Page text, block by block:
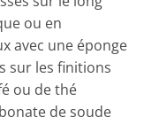
ou en
avec une éponge
sur les finitions
ou de thé
de soude